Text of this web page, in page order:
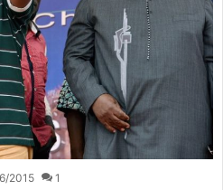
2015 1